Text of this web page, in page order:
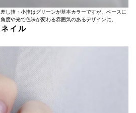
し指・小指はグリーンが基本カラーですが、ベースに
度や光で色味が変わる雰囲気のあるデザインに。
イル